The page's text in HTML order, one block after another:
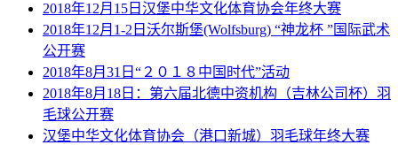
2018年12月15日汉堡中华文化体育协会年终大赛
2018年12月1-2日沃尔斯堡(Wolfsburg) “神龙杯 ”国际武术
公开赛
2018年8月31日“２０１８中国时代”活动
2018年8月18日：第六届北德中资机构（吉林公司杯）羽
毛球公开赛
汉堡中华文化体育协会（港口新城）羽毛球年终大赛